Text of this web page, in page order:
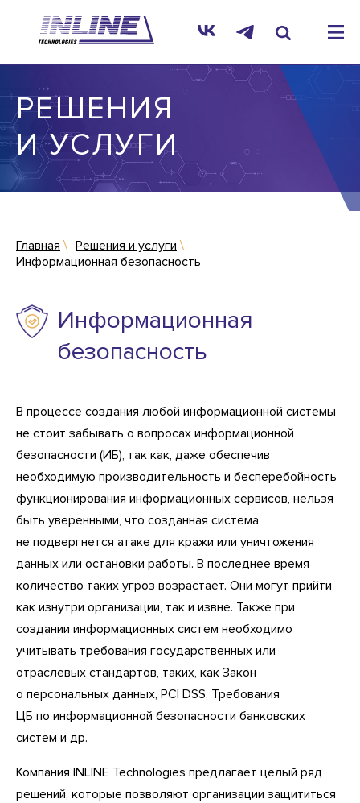
РЕШЕНИЯ
И УСЛУГИ
Главная
Решения и услуги
Информационная безопасность
Информационная
безопасность
В процессе создания любой информационной системы
не стоит забывать о вопросах информационной
безопасности (ИБ), так как, даже обеспечив
необходимую производительность и бесперебойность
функционирования информационных сервисов, нельзя
быть уверенными, что созданная система
не подвергнется атаке для кражи или уничтожения
данных или остановки работы. В последнее время
количество таких угроз возрастает. Они могут прийти
как изнутри организации, так и извне. Также при
создании информационных систем необходимо
учитывать требования государственных или
отраслевых стандартов, таких, как Закон
о персональных данных, PCI DSS, Требования
ЦБ по информационной безопасности банковских
систем и др.
Компания INLINE Technologies предлагает целый ряд
решений, которые позволяют организации защититься